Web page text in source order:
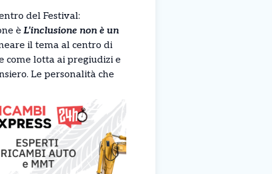
del Festival:
è L’inclusione non è un
il tema al centro di
come lotta ai pregiudizi e
Le personalità che